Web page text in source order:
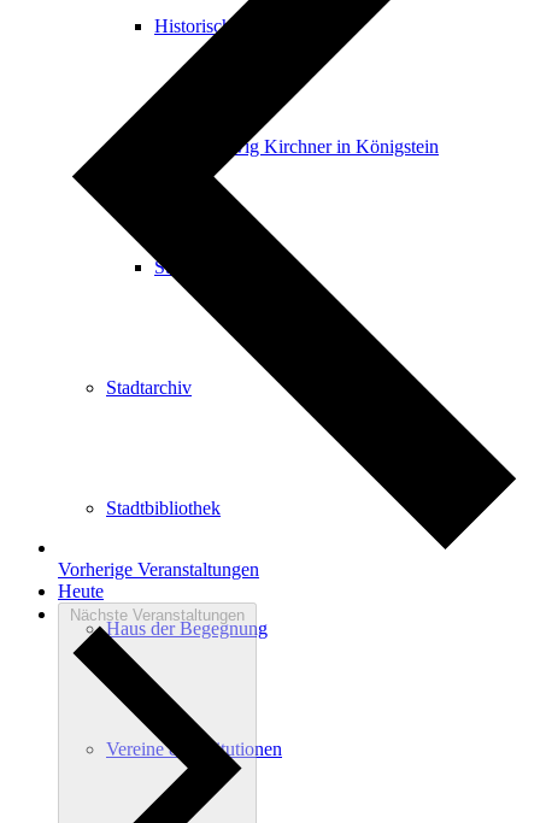
Historische Gebäude
Ernst Ludwig Kirchner in Königstein
Stolpersteine
Stadtarchiv
Stadtbibliothek
Haus der Begegnung
Vereine & Institutionen
Vorherige Veranstaltungen
Heute
Nächste Veranstaltungen